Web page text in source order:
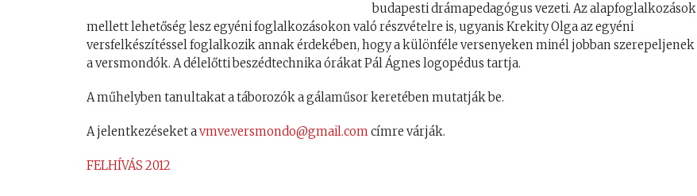
budapesti drámapedagógus vezeti. Az alapfoglalkozások
mellett lehetőség lesz egyéni foglalkozásokon való részvételre is, ugyanis Krekity Olga az egyéni
versfelkészítéssel foglalkozik annak érdekében, hogy a különféle versenyeken minél jobban szerepeljenek
a versmondók. A délelőtti beszédtechnika órákat Pál Ágnes logopédus tartja.
A műhelyben tanultakat a táborozók a gálaműsor keretében mutatják be.
A jelentkezéseket avmve.versmondo@gmail.comcímre várják.
FELHÍVÁS 2012